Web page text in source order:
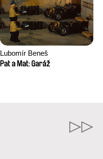
Lubomír Beneš
Pat a Mat: Garáž